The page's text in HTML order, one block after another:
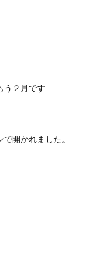
う２月です
開かれました。